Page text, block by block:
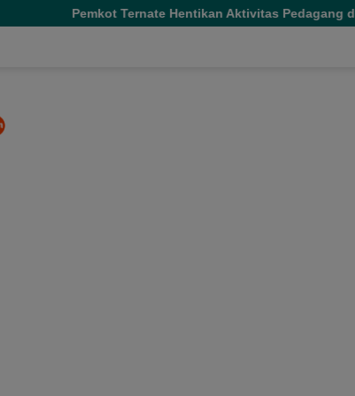
Ternate Hentikan Aktivitas Pedagang di Lapangan Salero